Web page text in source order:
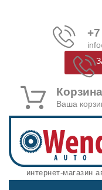
Корзина
Ваша
интернет-магазин